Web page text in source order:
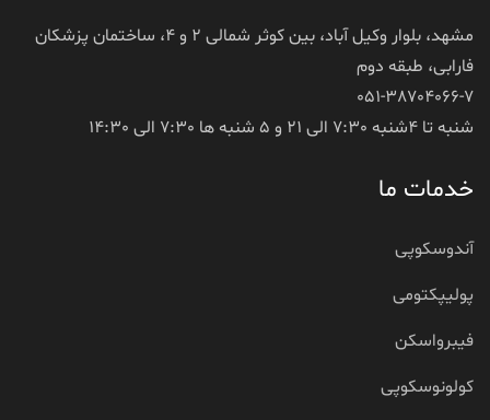
مشهد، بلوار وکیل آباد، بین کوثر شمالی 2 و 4، ساختمان پزشکان
فارابی، طبقه دوم
051-38704066-7
شنبه تا 4شنبه 7:30 الی 21 و 5 شنبه ها 7:30 الی 14:30
خدمات ما
آندوسکوپی
پولیپکتومی
فیبرواسکن
کولونوسکوپی